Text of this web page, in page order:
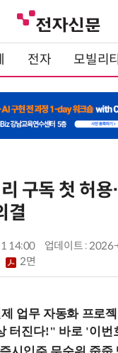
전자 모빌리티
구독 첫 허
결
14:00
업데이트 :
2면
자동화 프로젝트 구현 (9/